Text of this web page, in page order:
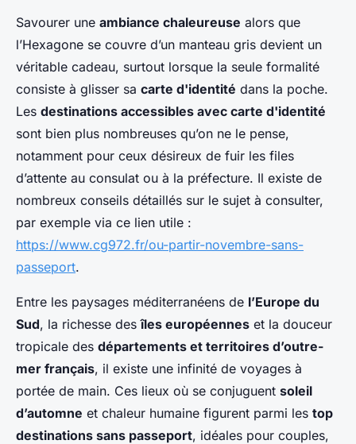
Savourer une ambiance chaleureuse alors que
l’Hexagone se couvre d’un manteau gris devient un
véritable cadeau, surtout lorsque la seule formalité
consiste à glisser sa carte d'identité dans la poche.
Les destinations accessibles avec carte d'identité
sont bien plus nombreuses qu’on ne le pense,
notamment pour ceux désireux de fuir les files
d’attente au consulat ou à la préfecture. Il existe de
nombreux conseils détaillés sur le sujet à consulter,
par exemple via ce lien utile :
https://www.cg972.fr/ou-partir-novembre-sans-
passeport.
Entre les paysages méditerranéens de l’Europe du
Sud, la richesse desîles européennes et la douceur
tropicale des départements et territoires d’outre-
mer français, il existe une infinité de voyages à
portée de main. Ces lieux où se conjuguent soleil
d’automne et chaleur humaine figurent parmi les top
destinations sans passeport, idéales pour couples,